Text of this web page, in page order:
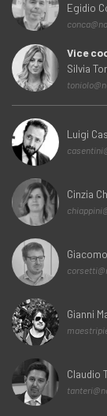
Egidio
Vice
Silvia
Luigi
Cinzia
Gianni
Claudio